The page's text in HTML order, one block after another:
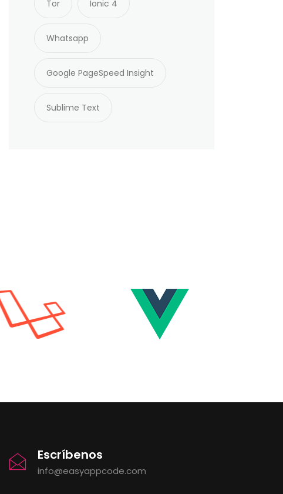
Tor Ionic 4
Whatsapp
Google PageSpeed Insight
Sublime Text
Escríbenos
info@easyappcode.com